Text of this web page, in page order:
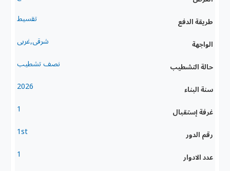
طريقة الدفع تقسيط
الواجهة شرقى,غربى
حالة التشطيب نصف تشطيب
سنة البناء 2026
غرفة إستقبال 1
رقم الدور 1st
عدد الادوار 1